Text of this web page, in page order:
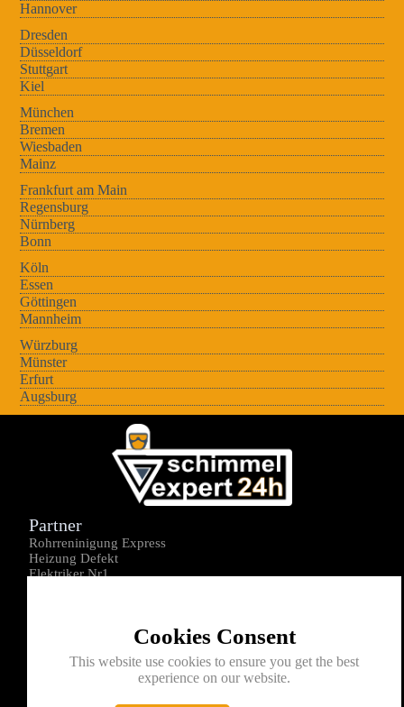
Hannover
Dresden
Düsseldorf
Stuttgart
Kiel
München
Bremen
Wiesbaden
Mainz
Frankfurt am Main
Regensburg
Nürnberg
Bonn
Köln
Essen
Göttingen
Mannheim
Würzburg
Münster
Erfurt
Augsburg
Cookies Consent
This website use cookies to ensure you get the best
experience on our website.
Partner
Rohrreninigung Express
Heizung Defekt
Elektriker Nr1
Kontakt